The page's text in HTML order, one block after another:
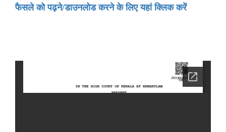
फैसले को पढ़ने/डाउनलोड करने के लिए यहां क्लिक करें